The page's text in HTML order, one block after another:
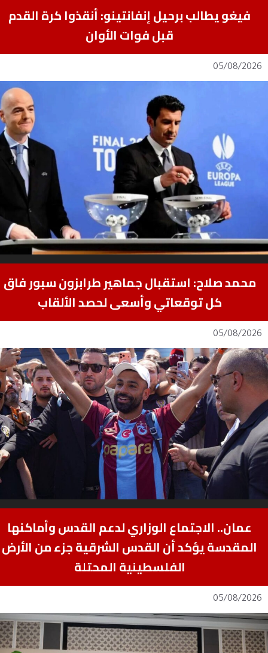
فيغو يطالب برحيل إنفانتينو: أنقذوا كرة القدم
قبل فوات الأوان
05/08/2026
محمد صلاح: استقبال جماهير طرابزون سبور فاق
كل توقعاتي وأسعى لحصد الألقاب
05/08/2026
عمان.. الاجتماع الوزاري لدعم القدس وأماكنها
المقدسة يؤكد أن القدس الشرقية جزء من الأرض
الفلسطينية المحتلة
05/08/2026